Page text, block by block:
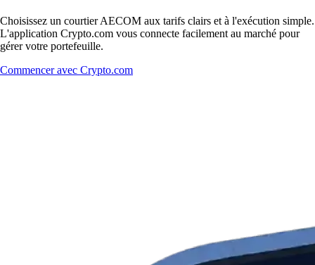
Choisissez un courtier AECOM aux tarifs clairs et à l'exécution simple.
L'application Crypto.com vous connecte facilement au marché pour
gérer votre portefeuille.
Commencer avec Crypto.com